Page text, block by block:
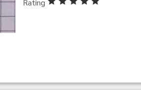
Rating